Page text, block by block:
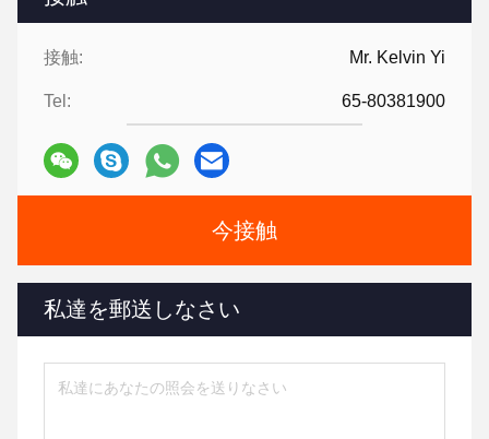
接触: Mr. Kelvin Yi
Tel: 65-80381900
今接触
私達を郵送しなさい